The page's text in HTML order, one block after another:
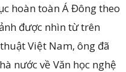
hoàn toàn Á Đông theo
được nhìn từ trên
Việt Nam, ông đã
nước về Văn học nghệ